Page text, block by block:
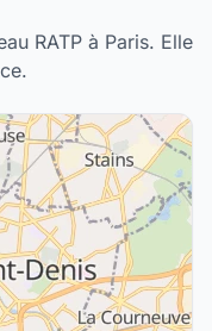
RATP à Paris. Elle